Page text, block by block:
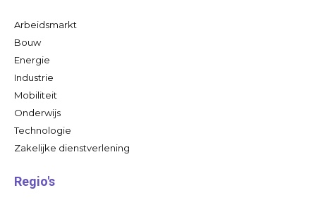
Arbeidsmarkt
Bouw
Energie
Industrie
Mobiliteit
Onderwijs
Technologie
Zakelijke dienstverlening
Regio's